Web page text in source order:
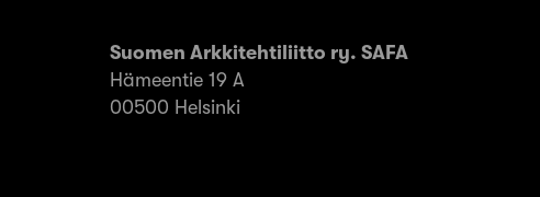
Suomen Arkkitehtiliitto ry. SAFA
Hämeentie 19 A
00500 Helsinki